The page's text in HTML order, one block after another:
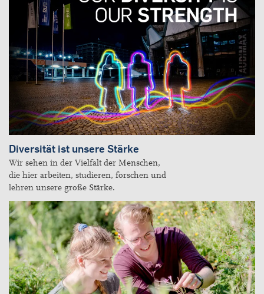
Diversität ist unsere Stärke
Wir sehen in der Vielfalt der Menschen,
die hier arbeiten, studieren, forschen und
lehren unsere große Stärke.